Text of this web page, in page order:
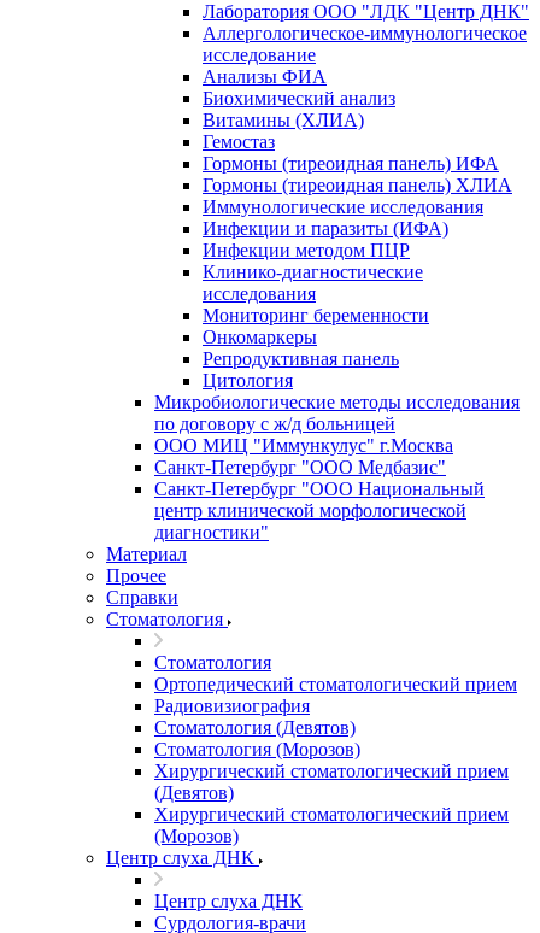
Лаборатория ООО "ЛДК "Центр ДНК"
Аллергологическое-иммунологическое
исследование
Анализы ФИА
Биохимический анализ
Витамины (ХЛИА)
Гемостаз
Гормоны (тиреоидная панель) ИФА
Гормоны (тиреоидная панель) ХЛИА
Иммунологические исследования
Инфекции и паразиты (ИФА)
Инфекции методом ПЦР
Клинико-диагностические
исследования
Мониторинг беременности
Онкомаркеры
Репродуктивная панель
Цитология
Микробиологические методы исследования
по договору с ж/д больницей
ООО МИЦ "Иммункулус" г.Москва
Санкт-Петербург "ООО Медбазис"
Санкт-Петербург "ООО Национальный
центр клинической морфологической
диагностики"
Материал
Прочее
Справки
Стоматология
Стоматология
Ортопедический стоматологический прием
Радиовизиография
Стоматология (Девятов)
Стоматология (Морозов)
Хирургический стоматологический прием
(Девятов)
Хирургический стоматологический прием
(Морозов)
Центр слуха ДНК
Центр слуха ДНК
Сурдология-врачи